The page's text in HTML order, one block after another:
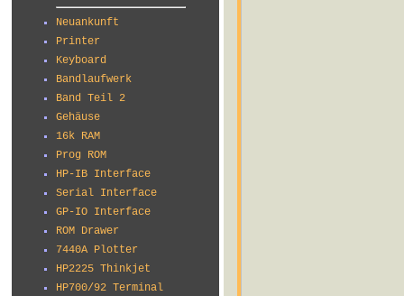
Neuankunft
Printer
Keyboard
Bandlaufwerk
Band Teil 2
Gehäuse
16k RAM
Prog ROM
HP-IB Interface
Serial Interface
GP-IO Interface
ROM Drawer
7440A Plotter
HP2225 Thinkjet
HP700/92 Terminal